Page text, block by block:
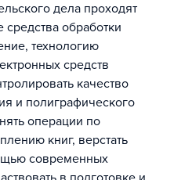
дела проходят
обработки
технологию
средств
качество
и полиграфического
операции по
книг, верстать
современных